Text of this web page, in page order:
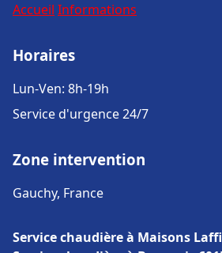
Accueil Informations
Horaires
Lun-Ven: 8h-19h
Service d'urgence 24/7
Zone intervention
Gauchy, France
Service chaudière à Maisons